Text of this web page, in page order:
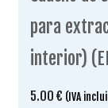
para
interior)
5.00 € (IVA